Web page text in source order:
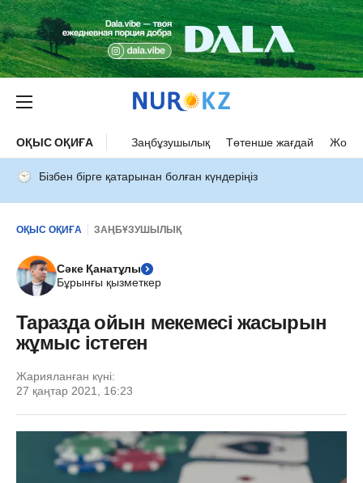
ОҚЫС ОҚИҒА Заңбұзушылық Төтенше жағдай Жол
Бізбен бірге қатарынан болған күндеріңіз
ОҚЫС ОҚИҒА ЗАҢБҰЗУШЫЛЫҚ
Сәке Қанатұлы
Бұрынғы қызметкер
Таразда ойын мекемесі жасырын
жұмыс істеген
Жарияланған күні:
27 қаңтар 2021, 16:23